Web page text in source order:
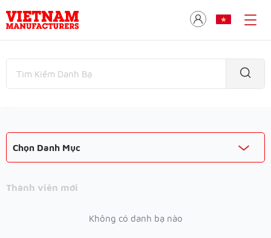
Chọn Danh Mục
Thành viên mới
Không có danh bạ nào